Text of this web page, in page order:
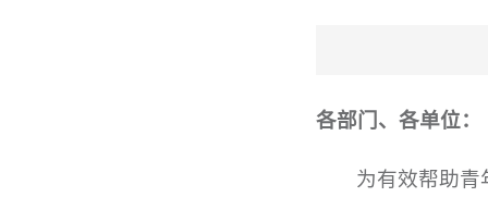
各部门、各单位：
为有效帮助青